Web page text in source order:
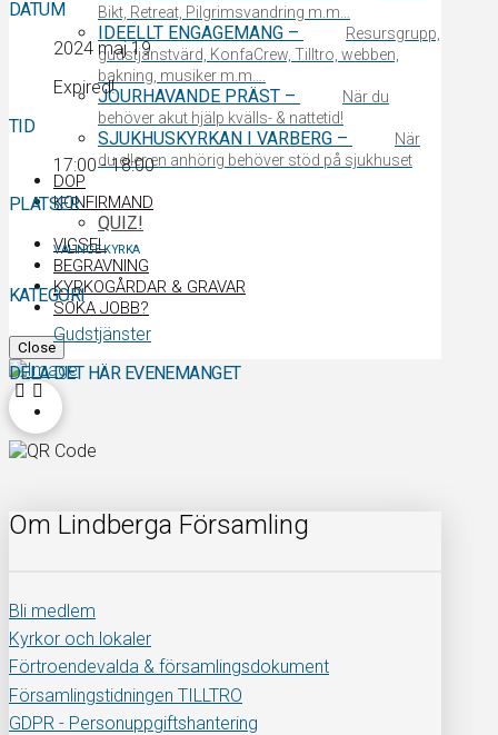
Bikt, Retreat, Pilgrimsvandring m.m…
IDEELLT ENGAGEMANG –
Resursgrupp,
gudstjänstvärd, KonfaCrew, Tilltro, webben,
bakning, musiker m.m….
JOURHAVANDE PRÄST –
När du
behöver akut hjälp kvälls- & nattetid!
SJUKHUSKYRKAN I VARBERG –
När
du eller en anhörig behöver stöd på sjukhuset
DOP
KONFIRMAND
QUIZ!
VIGSEL
BEGRAVNING
KYRKOGÅRDAR & GRAVAR
SÖKA JOBB?
Close
DATUM
2024 maj 19
Expired!
TID
17:00 - 18:00
PLATSER
VALINGE KYRKA
KATEGORI
Gudstjänster
DELA DET HÄR EVENEMANGET
Om Lindberga Församling
Bli medlem
Kyrkor och lokaler
Förtroendevalda & församlingsdokument
Församlingstidningen TILLTRO
GDPR - Personuppgiftshantering